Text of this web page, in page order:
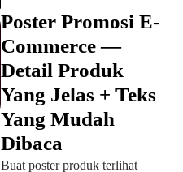
Poster Promosi E-
Commerce —
Detail Produk
Yang Jelas + Teks
Yang Mudah
Dibaca
Buat poster produk terlihat